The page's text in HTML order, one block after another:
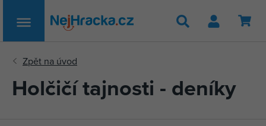
Hledat
Holčičí tajnosti - deníky